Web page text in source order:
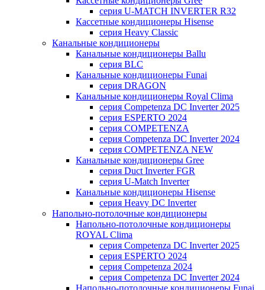
серия U-MATCH INVERTER R32
Кассетные кондиционеры Hisense
серия Heavy Classic
Канальные кондиционеры
Канальные кондиционеры Ballu
серия BLC
Канальные кондиционеры Funai
серия DRAGON
Канальные кондиционеры Royal Clima
серия Competenza DC Inverter 2025
серия ESPERTO 2024
серия COMPETENZA
серия Competenza DC Inverter 2024
серия COMPETENZA NEW
Канальные кондиционеры Gree
серия Duct Inverter FGR
серия U-Match Inverter
Канальные кондиционеры Hisense
серия Heavy DC Inverter
Напольно-потолочные кондиционеры
Напольно-потолочные кондиционеры
ROYAL Clima
серия Competenza DC Inverter 2025
серия ESPERTO 2024
серия Competenza 2024
серия Competenza DC Inverter 2024
Напольно-потолочные кондиционеры Funai